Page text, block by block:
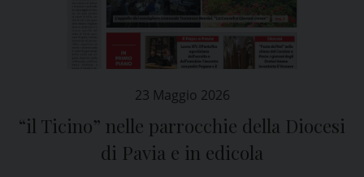
23 Maggio 2026
“il Ticino” nelle parrocchie della Diocesi
di Pavia e in edicola